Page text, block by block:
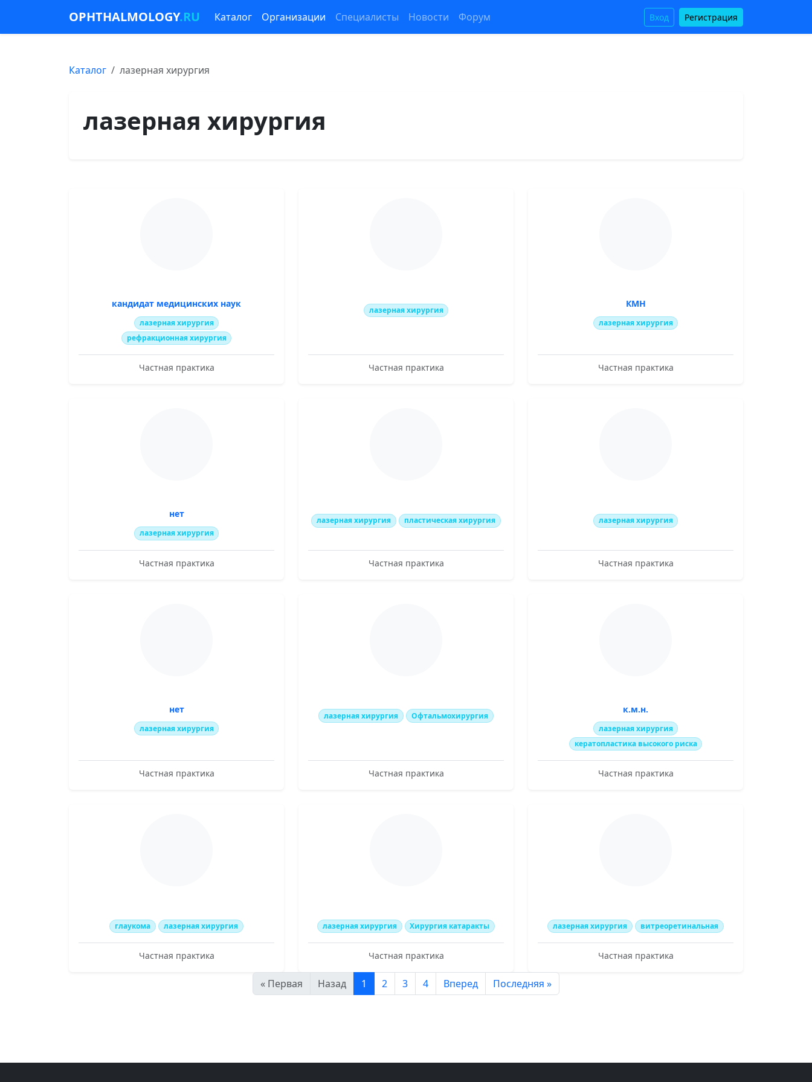
OPHTHALMOLOGY.RU Каталог Организации Специалисты Новости Форум Вход Регистрация
Каталог лазерная хирургия
лазерная хирургия
кандидат медицинских наук
лазерная хирургия
рефракционная хирургия
Частная практика
лазерная хирургия
Частная практика
КМН
лазерная хирургия
Частная практика
нет
лазерная хирургия
Частная практика
лазерная хирургия пластическая хирургия
Частная практика
лазерная хирургия
Частная практика
нет
лазерная хирургия
Частная практика
лазерная хирургия Офтальмохирургия
Частная практика
к.м.н.
лазерная хирургия
кератопластика высокого риска
Частная практика
глаукома лазерная хирургия
Частная практика
лазерная хирургия Хирургия катаракты
Частная практика
лазерная хирургия витреоретинальная
Частная практика
« Первая Назад 1 2 3 4 Вперед Последняя »